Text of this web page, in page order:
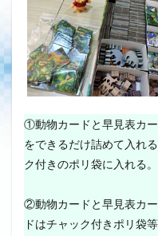
①動物カードと早見表カ
をできるだけ詰めて入れ
ク付きのポリ袋に入れる。
②動物カードと早見表カ
ドはチャック付きポリ袋